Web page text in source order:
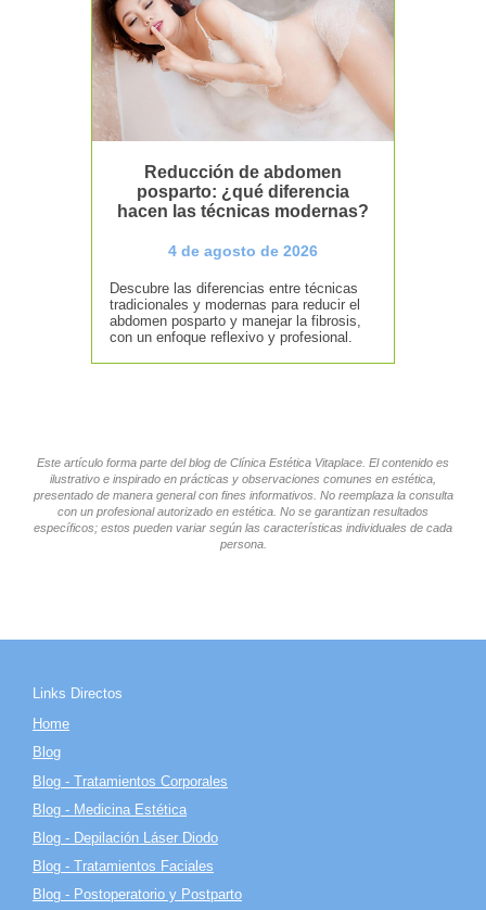
Reducción de abdomen
posparto: ¿qué diferencia
hacen las técnicas modernas?
4 de agosto de 2026
Descubre las diferencias entre técnicas
tradicionales y modernas para reducir el
abdomen posparto y manejar la fibrosis,
con un enfoque reflexivo y profesional.
Este artículo forma parte del blog de Clínica Estética Vitaplace. El contenido es
ilustrativo e inspirado en prácticas y observaciones comunes en estética,
presentado de manera general con fines informativos. No reemplaza la consulta
con un profesional autorizado en estética. No se garantizan resultados
específicos; estos pueden variar según las características individuales de cada
persona.
Links Directos
Home
Blog
Blog - Tratamientos Corporales
Blog - Medicina Estética
Blog - Depilación Láser Diodo
Blog - Tratamientos Faciales
Blog - Postoperatorio y Postparto